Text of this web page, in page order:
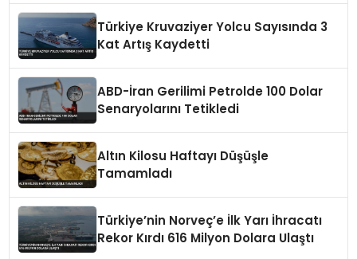
Türkiye Kruvaziyer Yolcu Sayısında 3
Kat Artış Kaydetti
ABD-İran Gerilimi Petrolde 100 Dolar
Senaryolarını Tetikledi
Altın Kilosu Haftayı Düşüşle
Tamamladı
Türkiye’nin Norveç’e İlk Yarı İhracatı
Rekor Kırdı 616 Milyon Dolara Ulaştı